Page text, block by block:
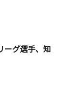
ーグ選手、知